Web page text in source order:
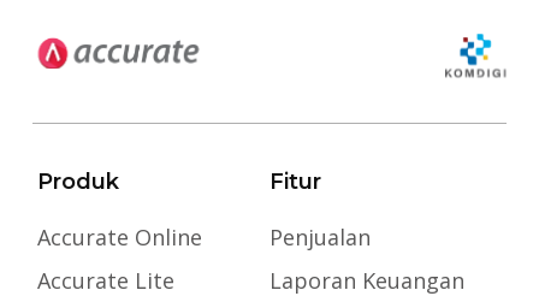
Produk
Accurate Online
Accurate Lite
Fitur
Penjualan
Laporan Keuangan